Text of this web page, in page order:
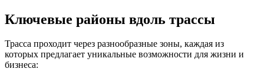
Ключевые районы вдоль трассы
Трасса проходит через разнообразные зоны, каждая из
которых предлагает уникальные возможности для жизни и
бизнеса: